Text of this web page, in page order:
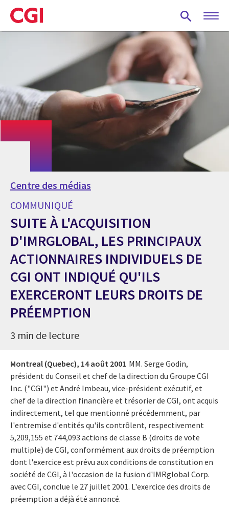
Skip
to
main
Centre des médias
COMMUNIQUÉ
SUITE À L'ACQUISITION
D'IMRGLOBAL, LES PRINCIPAUX
ACTIONNAIRES INDIVIDUELS DE
CGI ONT INDIQUÉ QU'ILS
EXERCERONT LEURS DROITS DE
PRÉEMPTION
3 min de lecture
Montreal (Quebec), 14 août 2001 MM. Serge Godin,
président du Conseil et chef de la direction du Groupe CGI
Inc. ("CGI") et André Imbeau, vice-président exécutif, et
chef de la direction financière et trésorier de CGI, ont acquis
indirectement, tel que mentionné précédemment, par
l'entremise d'entités qu'ils contrôlent, respectivement
5,209,155 et 744,093 actions de classe B (droits de vote
multiple) de CGI, conformément aux droits de préemption
dont l'exercice est prévu aux conditions de constitution en
société de CGI, à l'occasion de la fusion d'IMRglobal Corp.
avec CGI, conclue le 27 juillet 2001. L'exercice des droits de
préemption a déjà été annoncé.